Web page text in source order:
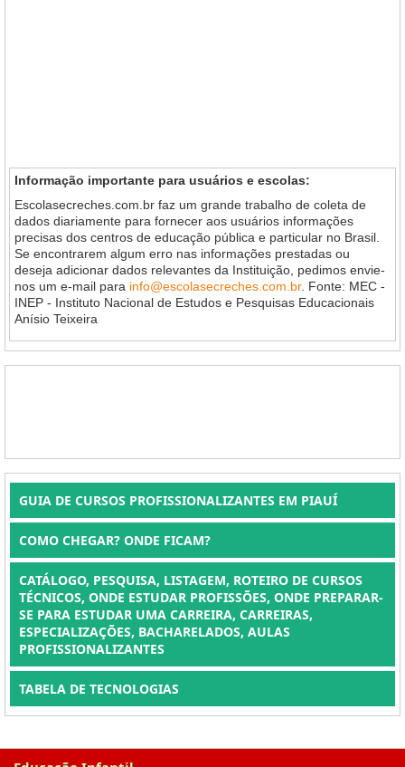
Informação importante para usuários e escolas:
Escolasecreches.com.br faz um grande trabalho de coleta de
dados diariamente para fornecer aos usuários informações
precisas dos centros de educação pública e particular no Brasil.
Se encontrarem algum erro nas informações prestadas ou
deseja adicionar dados relevantes da Instituição, pedimos envie-
nos um e-mail para info@escolasecreches.com.br. Fonte: MEC -
INEP - Instituto Nacional de Estudos e Pesquisas Educacionais
Anísio Teixeira
GUIA DE CURSOS PROFISSIONALIZANTES EM PIAUÍ
COMO CHEGAR? ONDE FICAM?
CATÁLOGO, PESQUISA, LISTAGEM, ROTEIRO DE CURSOS
TÉCNICOS, ONDE ESTUDAR PROFISSÕES, ONDE PREPARAR-
SE PARA ESTUDAR UMA CARREIRA, CARREIRAS,
ESPECIALIZAÇÕES, BACHARELADOS, AULAS
PROFISSIONALIZANTES
TABELA DE TECNOLOGIAS